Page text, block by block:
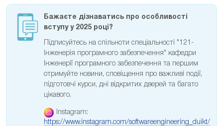
Бажаєте дізнаватись про особливості
вступу у 2025 році?
Підписуйтесь на спільноти спеціальності "121-
Інженерія програмного забезпечення" кафедри
Інженерії програмного забезпечення та першим
отримуйте новини, сповіщення про важливі події,
підготовчі курси, дні відкритих дверей та багато
цікавого.
Instagram:
https://www.instagram.com/softwareengineering_duikt/